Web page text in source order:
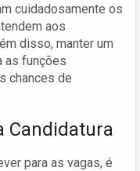
cuidadosamente os
aos
disso, manter um
as funções
chances de
Candidatura
para as vagas, é